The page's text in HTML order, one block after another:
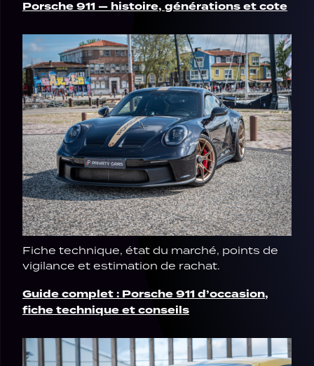
Porsche 911 — histoire, générations et cote
Fiche technique, état du marché, points de
vigilance et estimation de rachat.
Guide complet : Porsche 911 d’occasion,
fiche technique et conseils